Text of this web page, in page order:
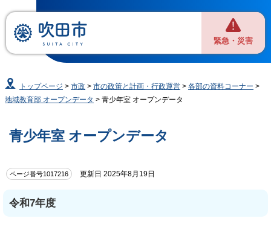
緊急・災害
トップページ >市政 >市の政策と計画・行政運営 >各部の資料コーナー >
地域教育部 オープンデータ > 青少年室 オープンデータ
青少年室 オープンデータ
ページ番号1017216 更新日 2025年8月19日
令和7年度